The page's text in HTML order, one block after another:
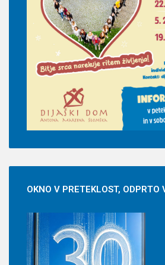
OKNO V PRETEKLOST, ODPRTO